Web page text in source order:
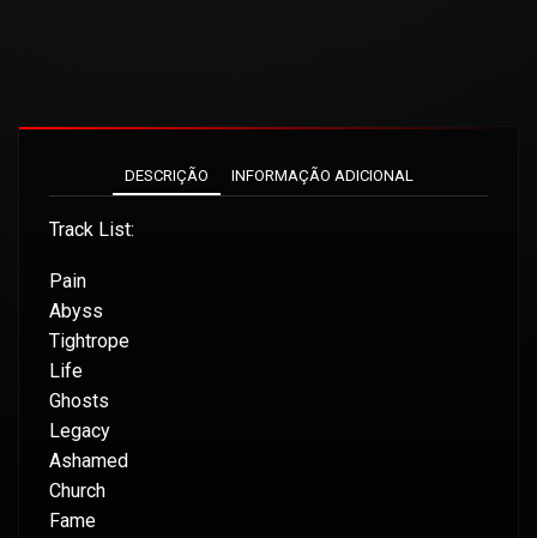
DESCRIÇÃO INFORMAÇÃO ADICIONAL
Track List:
Pain
Abyss
Tightrope
Life
Ghosts
Legacy
Ashamed
Church
Fame